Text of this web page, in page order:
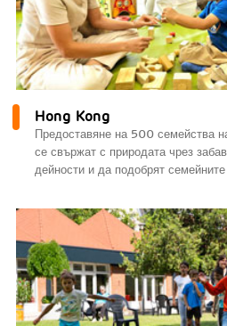
Hong Kong
Предоставяне на 500 семейства
се свържат с природата чрез
дейности и да подобрят семейните